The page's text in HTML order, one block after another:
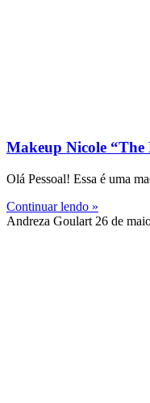
Makeup Nicole “The
Olá Pessoal! Essa é uma
Continuar lendo »
Andreza Goulart 26 de